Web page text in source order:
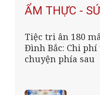
ẨM THỰC -
Tiệc tri ân 180
Đình Bắc: Chi
chuyện phía sau